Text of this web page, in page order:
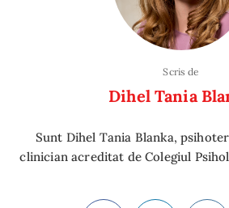
Scris de
Dihel Tania
Sunt Dihel Tania Blanka,
clinician acreditat de Colegiul